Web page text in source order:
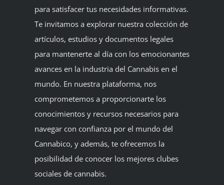
para satisfacer tus necesidades informativas.
Te invitamos a explorar nuestra colección de
artículos, estudios y documentos legales
para mantenerte al día con los emocionantes
avances en la industria del Cannabis en el
mundo. En nuestra plataforma, nos
comprometemos a proporcionarte los
conocimientos y recursos necesarios para
navegar con confianza por el mundo del
Cannabico, y además, te ofrecemos la
posibilidad de conocer los mejores clubes
sociales de cannabis.